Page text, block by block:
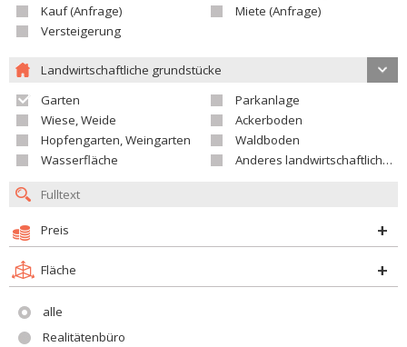
Kauf (Anfrage)
Miete (Anfrage)
Versteigerung
Landwirtschaftliche grundstücke
Garten
Parkanlage
Wiese, Weide
Ackerboden
Hopfengarten, Weingarten
Waldboden
Wasserfläche
Anderes landwirtschaftliches Grundstück
Preis
Fläche
alle
Realitätenbüro